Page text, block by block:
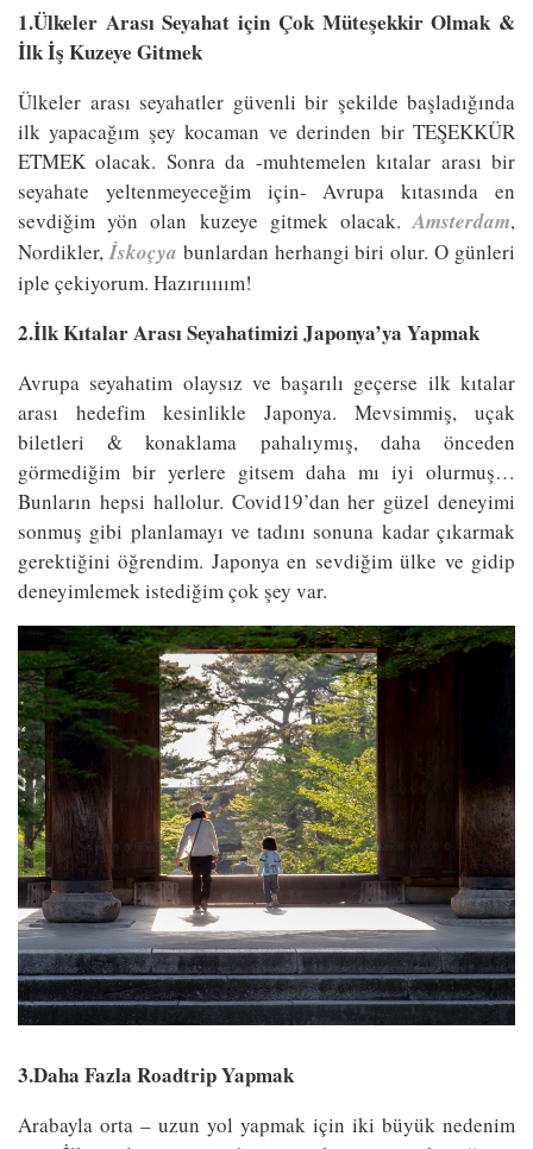
1.Ülkeler Arası Seyahat için Çok Müteşekkir Olmak &
İlk İş Kuzeye Gitmek
Ülkeler arası seyahatler güvenli bir şekilde başladığında
ilk yapacağım şey kocaman ve derinden bir TEŞEKKÜR
ETMEK olacak. Sonra da -muhtemelen kıtalar arası bir
seyahate yeltenmeyeceğim için- Avrupa kıtasında en
sevdiğim yön olan kuzeye gitmek olacak.Amsterdam,
Nordikler,İskoçya bunlardan herhangi biri olur. O günleri
iple çekiyorum. Hazırııııım!
2.İlk Kıtalar Arası Seyahatimizi Japonya’ya Yapmak
Avrupa seyahatim olaysız ve başarılı geçerse ilk kıtalar
arası hedefim kesinlikle Japonya. Mevsimmiş, uçak
biletleri & konaklama pahalıymış, daha önceden
görmediğim bir yerlere gitsem daha mı iyi olurmuş…
Bunların hepsi hallolur. Covid19’dan her güzel deneyimi
sonmuş gibi planlamayı ve tadını sonuna kadar çıkarmak
gerektiğini öğrendim. Japonya en sevdiğim ülke ve gidip
deneyimlemek istediğim çok şey var.
3.Daha Fazla Roadtrip Yapmak
Arabayla orta – uzun yol yapmak için iki büyük nedenim